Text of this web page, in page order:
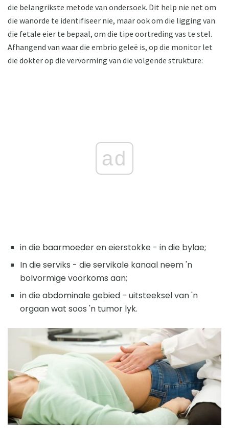
die belangrikste metode van ondersoek. Dit help nie net om
die wanorde te identifiseer nie, maar ook om die ligging van
die fetale eier te bepaal, om die tipe oortreding vas te stel.
Afhangend van waar die embrio geleë is, op die monitor let
die dokter op die vervorming van die volgende strukture:
ad
in die baarmoeder en eierstokke - in die bylae;
In die serviks - die servikale kanaal neem 'n
bolvormige voorkoms aan;
in die abdominale gebied - uitsteeksel van 'n
orgaan wat soos 'n tumor lyk.